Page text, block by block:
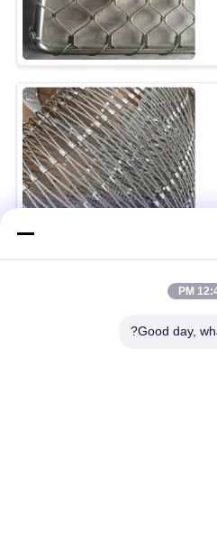
شبكة أسلاك حديقة
12:41
Good day,